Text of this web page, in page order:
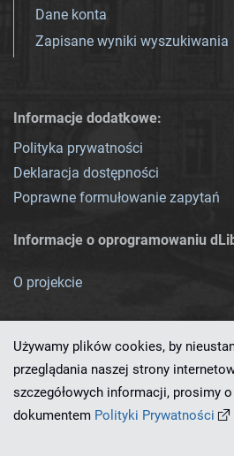
Dane konta
Zapisane wyniki wyszukiwania
Informacje dodatkowe:
Polityka prywatności
Deklaracja dostępności
Poprawne formułowanie zapytań
Informacje o oprogramowaniu
O projekcie
Ten serwis działa dzięki
Używamy plików cookies, by
przeglądania naszej strony
szczegółowych informacji, prosimy
dokumentem Polityki Prywatności